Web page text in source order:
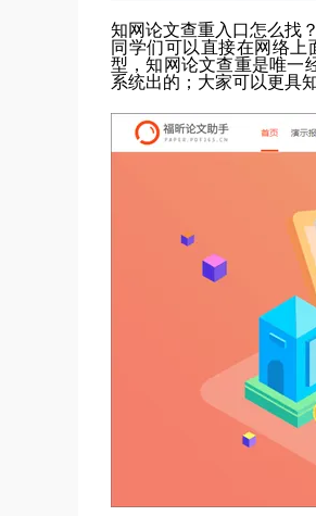
知网论文查重入口怎么找？
同学们可以直接在网络
型，知网论文查重是唯一
系统出的；大家可以更具